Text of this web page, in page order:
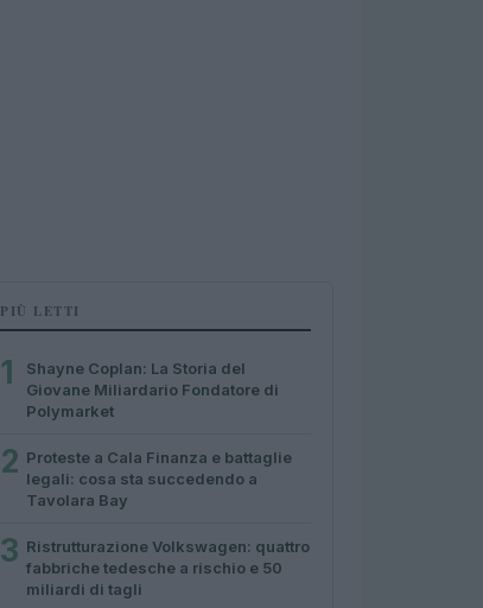
PIÙ LETTI
1
Shayne Coplan: La Storia del
Giovane Miliardario Fondatore di
Polymarket
2 Proteste a Cala Finanza e battaglie
legali: cosa sta succedendo a
Tavolara Bay
3 Ristrutturazione Volkswagen: quattro
fabbriche tedesche a rischio e 50
miliardi di tagli